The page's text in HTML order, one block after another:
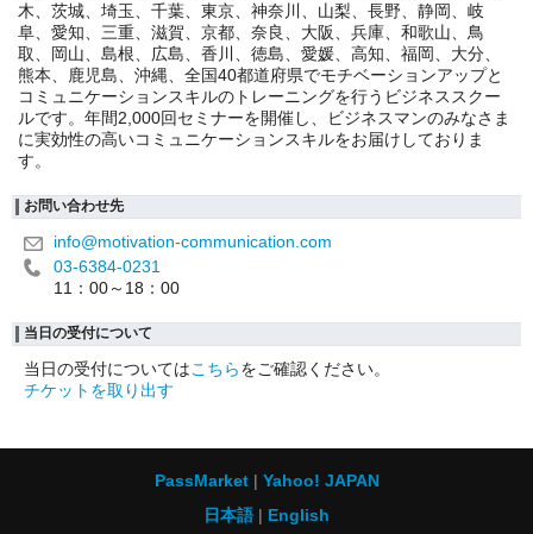
木、茨城、埼玉、千葉、東京、神奈川、山梨、長野、静岡、岐
阜、愛知、三重、滋賀、京都、奈良、大阪、兵庫、和歌山、鳥
取、岡山、島根、広島、香川、徳島、愛媛、高知、福岡、大分、
熊本、鹿児島、沖縄、全国40都道府県でモチベーションアップと
コミュニケーションスキルのトレーニングを行うビジネススクー
ルです。年間2,000回セミナーを開催し、ビジネスマンのみなさま
に実効性の高いコミュニケーションスキルをお届けしておりま
す。
お問い合わせ先
info@motivation-communication.com
03-6384-0231
11：00～18：00
当日の受付について
当日の受付についてはこちらをご確認ください。
チケットを取り出す
PassMarket
Yahoo! JAPAN
日本語
English